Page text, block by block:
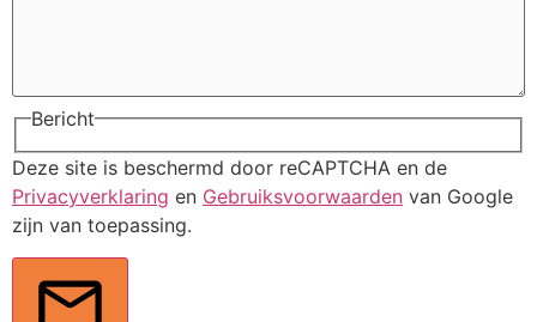
Bericht
Deze site is beschermd door reCAPTCHA en de
Privacyverklaring en Gebruiksvoorwaarden van Google
zijn van toepassing.